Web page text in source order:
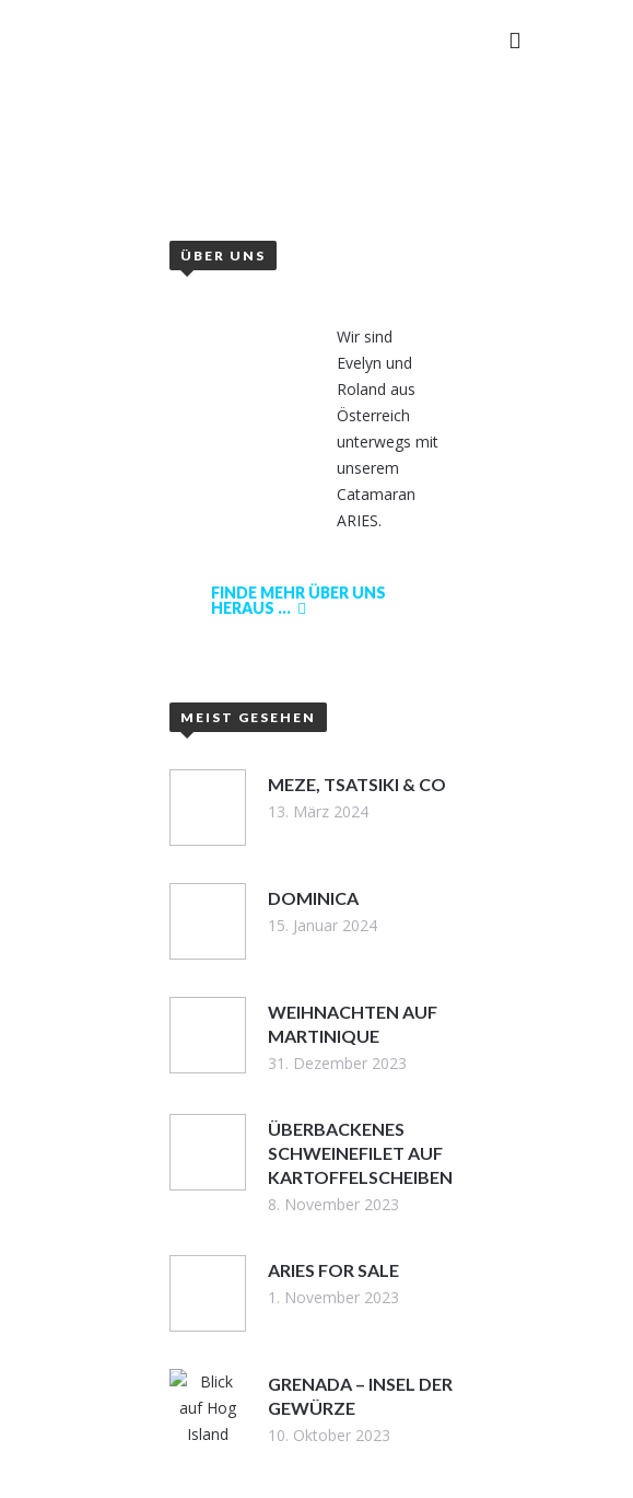
ÜBER UNS
Wir sind
Evelyn und
Roland aus
Österreich
unterwegs mit
unserem
Catamaran
ARIES.
FINDE MEHR ÜBER UNS
HERAUS ...
MEIST GESEHEN
MEZE, TSATSIKI & CO
13. März 2024
DOMINICA
15. Januar 2024
WEIHNACHTEN AUF
MARTINIQUE
31. Dezember 2023
ÜBERBACKENES
SCHWEINEFILET AUF
KARTOFFELSCHEIBEN
8. November 2023
ARIES FOR SALE
1. November 2023
GRENADA – INSEL DER
GEWÜRZE
10. Oktober 2023